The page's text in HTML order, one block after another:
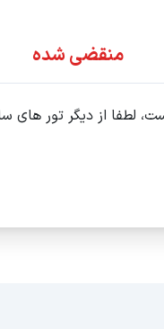
منقضی شده
لطفا از دیگر تور های